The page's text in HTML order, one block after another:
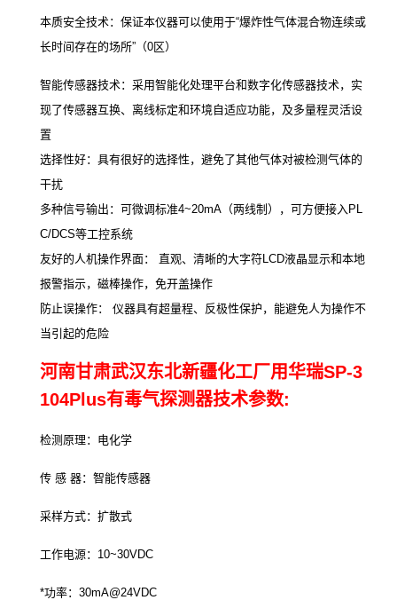
本质安全技术：保证本仪器可以使用于“爆炸性气体混合物连续或
长时间存在的场所”（0区）
智能传感器技术：采用智能化处理平台和数字化传感器技术，实
现了传感器互换、离线标定和环境自适应功能，及多量程灵活设
置
选择性好：具有很好的选择性，避免了其他气体对被检测气体的
干扰
多种信号输出：可微调标准4~20mA（两线制），可方便接入PL
C/DCS等工控系统
友好的人机操作界面： 直观、清晰的大字符LCD液晶显示和本地
报警指示，磁棒操作，免开盖操作
防止误操作： 仪器具有超量程、反极性保护，能避免人为操作不
当引起的危险
河南甘肃武汉东北新疆化工厂用华瑞SP-3
104Plus有毒气探测器技术参数:
检测原理：电化学
传 感 器：智能传感器
采样方式：扩散式
工作电源：10~30VDC
*功率：30mA@24VDC